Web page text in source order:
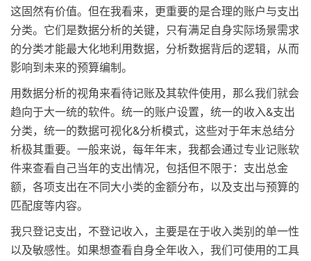
这固然有价值。但在我看来，更重要的是合理的账户与支出
分类。它们是数据分析的关键，只有满足自身实际场景需求
的分类才能最大化地利用数据，分析数据背后的逻辑，从而
影响到未来的预算编制。
用数据分析的视角来看待记账及其软件使用，那么我们就会
趋向于大一统的软件。统一的账户设置，统一的收入&支出
分类，统一的数据可视化&分析模式，这些对于年末总结分
析极其重要。一般来说，每年年末，我都会通过专业记账软
件来查看自己当年的支出情况，包括但不限于：支出总金
额，各项支出在不同大小类的金额分布，以及支出与预算的
匹配度等内容。
我只登记支出，不登记收入，主要是在于收入类别的单一性
以及敏感性。如果想查看自身全年收入，我们可使用的工具